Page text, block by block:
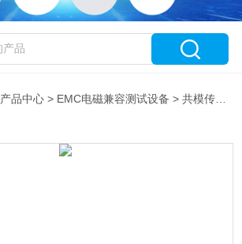
产品中心 > EMC电磁兼容测试设备 >共模传导干扰模拟器